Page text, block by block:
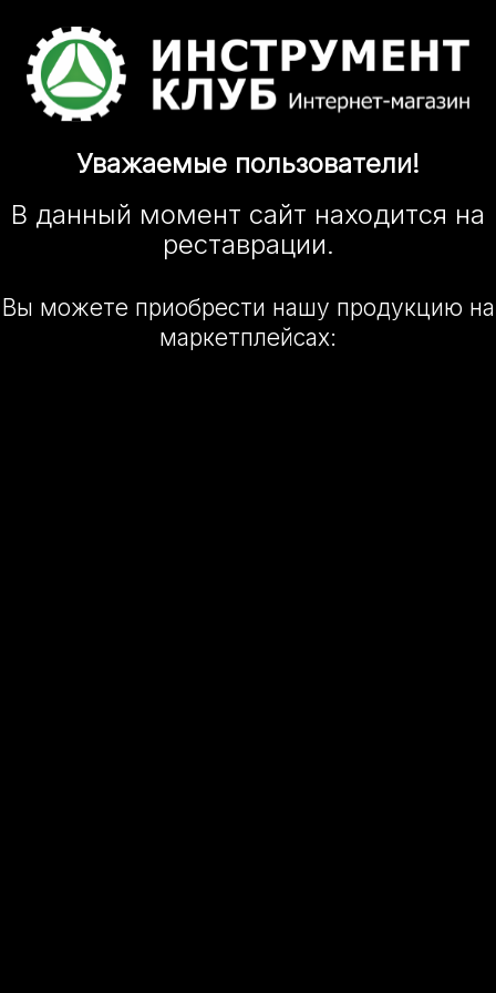
Уважаемые пользователи!
В данный момент сайт находится на
реставрации.
Вы можете приобрести нашу продукцию на
маркетплейсах: